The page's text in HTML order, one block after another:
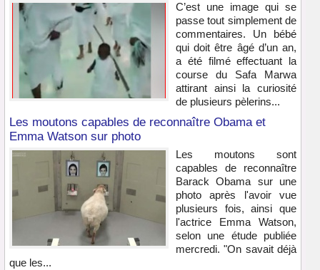
C’est une image qui se
passe tout simplement de
commentaires. Un bébé
qui doit être âgé d’un an,
a été filmé effectuant la
course du Safa Marwa
attirant ainsi la curiosité
de plusieurs pèlerins...
Les moutons capables de reconnaître Obama et
Emma Watson sur photo
Les moutons sont
capables de reconnaître
Barack Obama sur une
photo après l'avoir vue
plusieurs fois, ainsi que
l'actrice Emma Watson,
selon une étude publiée
mercredi. "On savait déjà
que les...